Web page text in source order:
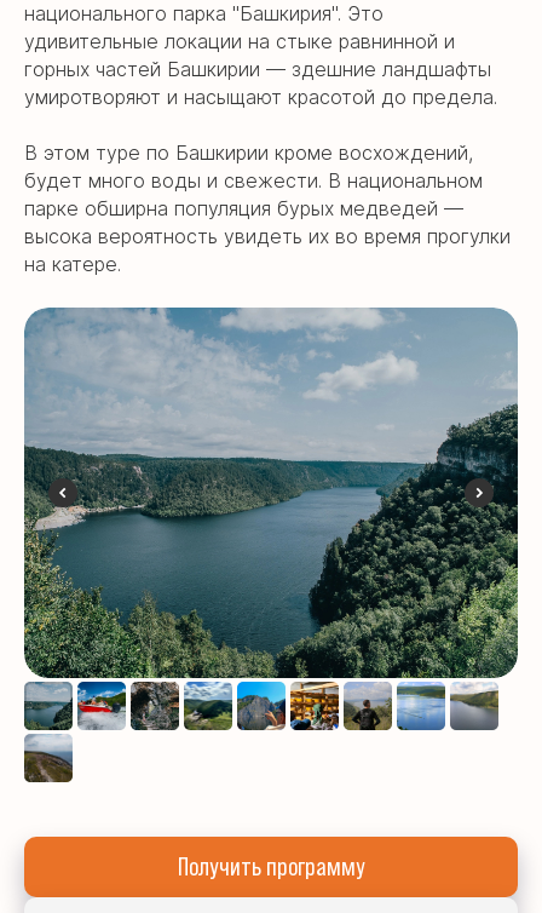
национального парка "Башкирия". Это
удивительные локации на стыке равнинной и
горных частей Башкирии — здешние ландшафты
умиротворяют и насыщают красотой до предела.
В этом туре по Башкирии кроме восхождений,
будет много воды и свежести. В национальном
парке обширна популяция бурых медведей —
высока вероятность увидеть их во время прогулки
на катере.
Получить программу